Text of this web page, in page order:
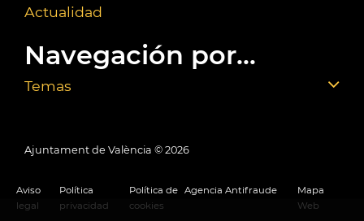
Actualidad
Navegación por...
Temas
Ajuntament de València © 2026
Aviso
legal
Política
privacidad
Política de
cookies
Agencia Antifraude
Mapa
Web